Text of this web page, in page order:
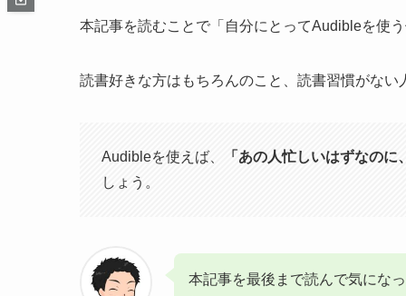
本記事を読むことで「自分にとってAudibleを使
読書好きな方はもちろんのこと、読書習慣がな
Audibleを使えば、
「あの人忙しいはずなの
しょう。
本記事を最後まで読んで気にな